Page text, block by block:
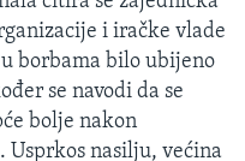
i iračke vlade
borbama bilo ubijeno
se navodi da se
bolje nakon
Usprkos nasilju, većina